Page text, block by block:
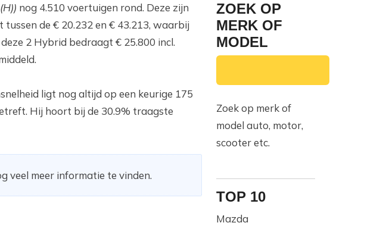
nog 4.510 voertuigen rond. Deze zijn
de € 20.232 en € 43.213, waarbij
2 Hybrid bedraagt € 25.800 incl.
ligt nog altijd op een keurige 175
Hij hoort bij de 30.9% traagste
veel meer informatie te vinden.
ZOEK OP
MERK OF
MODEL
Zoek op merk of
model auto, motor,
scooter etc.
TOP 10
Mazda